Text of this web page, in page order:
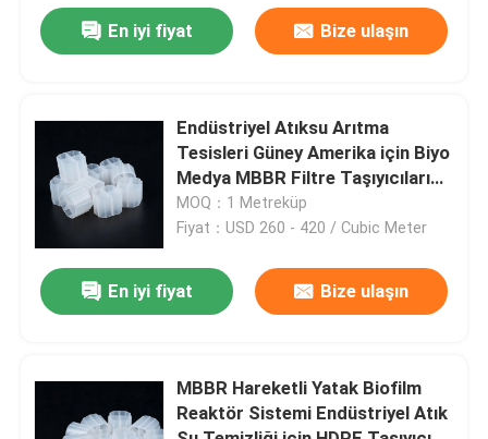
Hakkımızda
Kalite kontrol
Bize Ulaşın
Haberler
Bir teklif isteği
En iyi fiyat Bize ulaşın
Endüstriyel Atıksu Arıtma
Tesisleri Güney Amerika için Biyo
Medya MBBR Filtre Taşıyıcıları
HDPE Biyolojik Arıtma Ortamı
MOQ：1 Metreküp
Fiyat：USD 260 - 420 / Cubic Meter
En iyi fiyat Bize ulaşın
MBBR Hareketli Yatak Biofilm
Reaktör Sistemi Endüstriyel Atık